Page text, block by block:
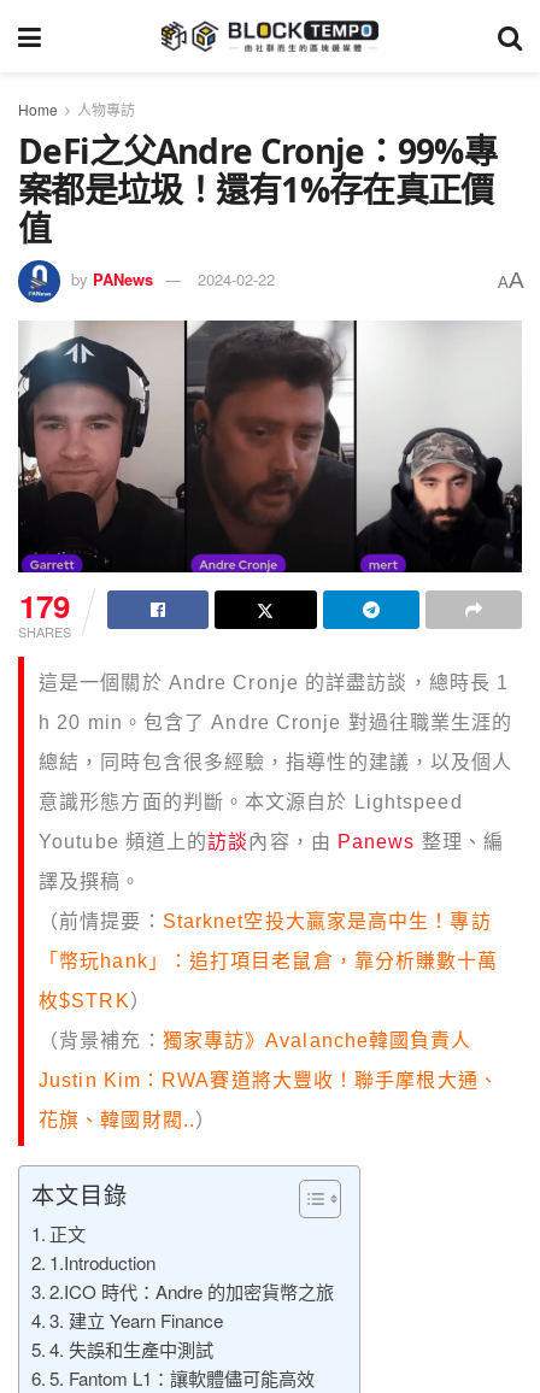
Home 人物專訪
DeFi之父Andre Cronje：99%專
案都是垃圾！還有1%存在真正價
值
by PANews 2024-02-22 AA
179
SHARES
這是一個關於 Andre Cronje 的詳盡訪談，總時長 1
h 20 min。包含了 Andre Cronje 對過往職業生涯的
總結，同時包含很多經驗，指導性的建議，以及個人
意識形態方面的判斷。本文源自於 Lightspeed
Youtube 頻道上的訪談內容，由 Panews 整理、編
譯及撰稿。
（前情提要： Starknet空投大贏家是高中生！專訪
「幣玩hank」：追打項目老鼠倉，靠分析賺數十萬
枚$STRK）
（背景補充： 獨家專訪》Avalanche韓國負責人
Justin Kim：RWA賽道將大豐收！聯手摩根大通、
花旗、韓國財閥..）
本文目錄
正文
1.Introduction
2.ICO 時代：Andre 的加密貨幣之旅
3. 建立 Yearn Finance
4. 失誤和生產中測試
5. Fantom L1：讓軟體儘可能高效